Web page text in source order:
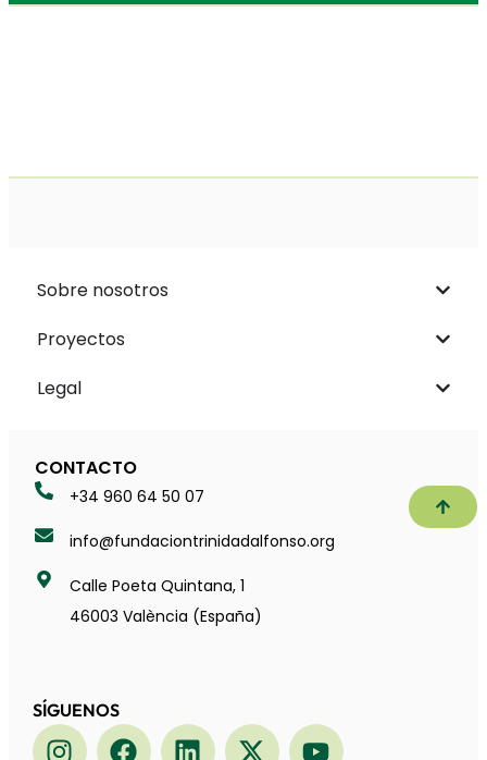
Sobre nosotros
Proyectos
Legal
CONTACTO
+34 960 64 50 07
info@fundaciontrinidadalfonso.org
Calle Poeta Quintana, 1
46003 València (España)
SÍGUENOS